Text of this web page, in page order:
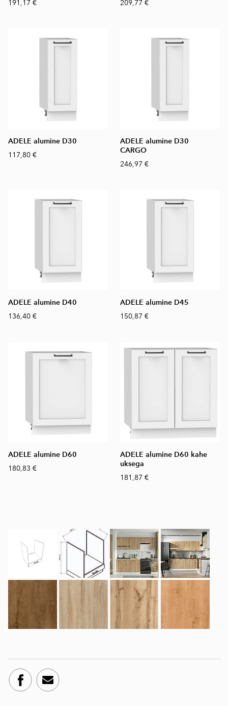
191,17 € 209,77 €
ADELE alumine D30
117,80 €
ADELE alumine D30
CARGO
246,97 €
ADELE alumine D40
136,40 €
ADELE alumine D45
150,87 €
ADELE alumine D60
180,83 €
ADELE alumine D60 kahe
uksega
181,87 €